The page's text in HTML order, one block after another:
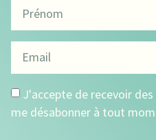
J'accepte de recevoir
me désabonner à tout